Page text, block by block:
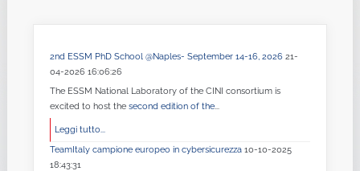
2nd ESSM PhD School @Naples- September 14-16, 2026 21-
04-2026 16:06:26
The ESSM National Laboratory of the CINI consortium is
excited to host the second edition of the...
Leggi tutto...
TeamItaly campione europeo in cybersicurezza 10-10-2025
18:43:31